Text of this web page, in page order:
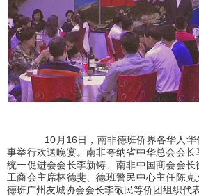
10 月 16日，南非德班侨界各华人
事举行欢送晚宴。南非夸纳省中华总会会
统一促进会会长李新铸、南非中国商会会
工商会主席林德斐、德班警民中心主任陈克
德班广州友城协会会长李敬民等侨团组织代